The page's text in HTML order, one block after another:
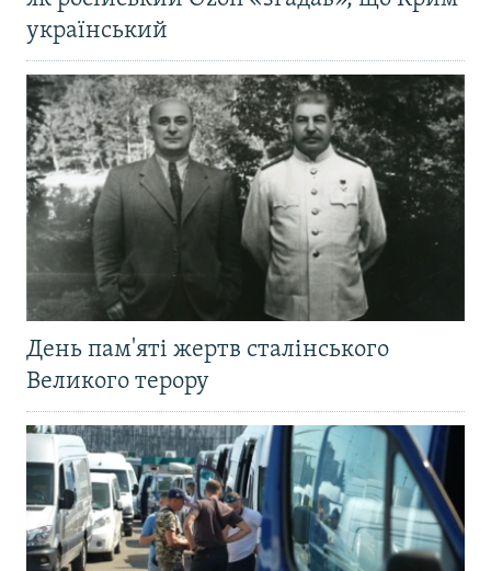
український
День пам'яті жертв сталінського
Великого терору